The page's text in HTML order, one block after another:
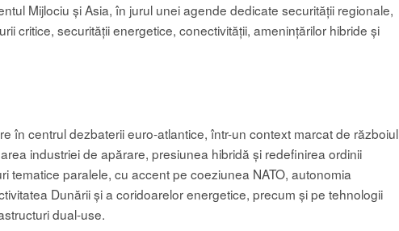
Mijlociu și Asia, în jurul unei agende dedicate securității regionale,
critice, securității energetice, conectivității, amenințărilor hibride și
în centrul dezbaterii euro-atlantice, într-un context marcat de războiul
industriei de apărare, presiunea hibridă și redefinirea ordinii
tematice paralele, cu accent pe coeziunea NATO, autonomia
Dunării și a coridoarelor energetice, precum și pe tehnologii
dual-use.